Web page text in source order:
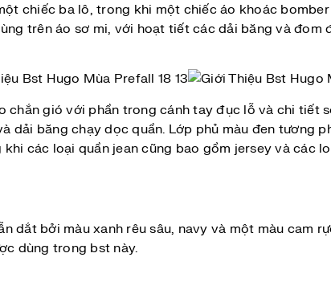
chiếc ba lô, trong khi một chiếc áo khoác
trên áo sơ mi, với hoạt tiết các dải băng và
gió với phần trong cánh tay đục lỗ và chi tiết
dải băng chạy dọc quần. Lớp phủ màu đen tương
các loại quần jean cũng bao gồm jersey và các
dắt bởi màu xanh rêu sâu, navy và một màu cam
dùng trong bst này.